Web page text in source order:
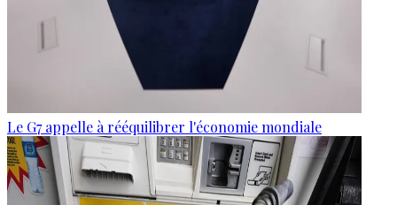
Le G7 appelle à rééquilibrer l'économie mondiale